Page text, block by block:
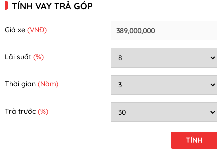
TÍNH VAY TRẢ GÓP
Giá xe (VNĐ)
Lãi suất (%)
Thời gian (Năm)
Trả trước (%)
TÍNH